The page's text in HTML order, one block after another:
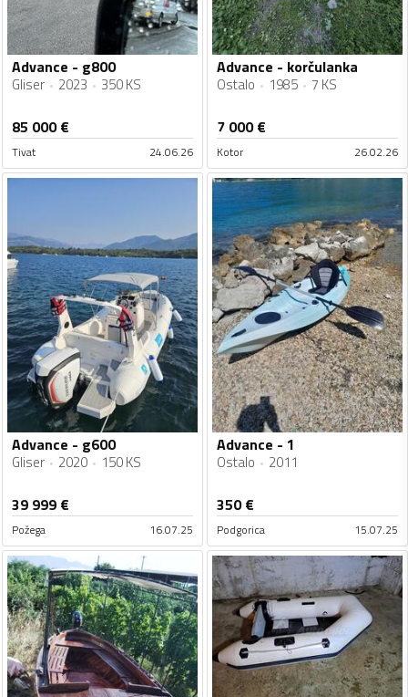
Advance - g800
Gliser 2023 350 KS
85 000€
Tivat 24.06.26
Advance - korčulanka
Ostalo 1985 7 KS
7 000€
Kotor 26.02.26
Advance - g600
Gliser 2020 150 KS
39 999 €
Požega 16.07.25
Advance - 1
Ostalo 2011
350€
Podgorica 15.07.25